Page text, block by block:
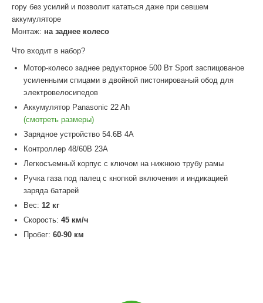
гору без усилий и позволит кататься даже при севшем
аккумуляторе
Монтаж: на заднее колесо
Что входит в набор?
Мотор-колесо заднее редукторное 500 Вт Sport заспицованое
усиленными спицами в двойной пистонированый обод для
электровелосипедов
Аккумулятор Panasonic 22 Ah
(смотреть размеры)
Зарядное устройство 54.6В 4А
Контроллер 48/60В 23А
Легкосъемный корпус с ключом на нижнюю трубу рамы
Ручка газа под палец с кнопкой включения и индикацией
заряда батарей
Вес:12 кг
Скорость:45 км/ч
Пробег:60-90 км